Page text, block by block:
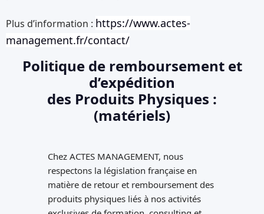
Plus d’information : https://www.actes-
management.fr/contact/
Politique de remboursement et
d’expédition
des Produits Physiques :
(matériels)
Chez ACTES MANAGEMENT, nous
respectons la législation française en
matière de retour et remboursement des
produits physiques liés à nos activités